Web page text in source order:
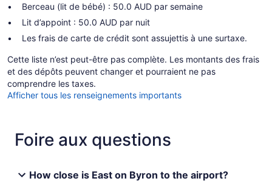
Berceau (lit de bébé) : 50.0 AUD par semaine
Lit d’appoint : 50.0 AUD par nuit
Les frais de carte de crédit sont assujettis à une surtaxe.
Cette liste n’est peut-être pas complète. Les montants des frais
et des dépôts peuvent changer et pourraient ne pas
comprendre les taxes.
Afficher tous les renseignements importants
Foire aux questions
How close is East on Byron to the airport?